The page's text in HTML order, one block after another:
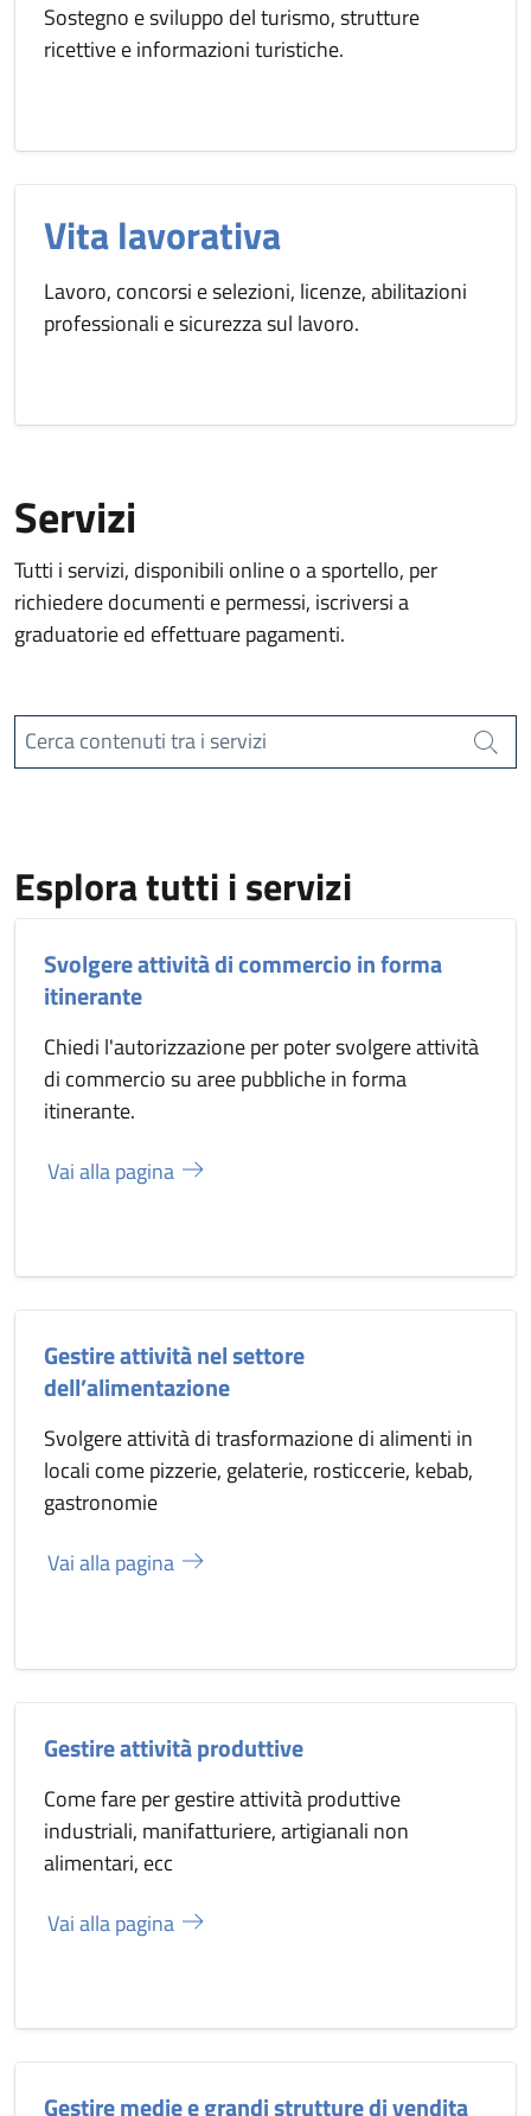
Sostegno e sviluppo del turismo, strutture
ricettive e informazioni turistiche.
Vita lavorativa
Lavoro, concorsi e selezioni, licenze, abilitazioni
professionali e sicurezza sul lavoro.
Servizi
Tutti i servizi, disponibili online o a sportello, per
richiedere documenti e permessi, iscriversi a
graduatorie ed effettuare pagamenti.
Cerca contenuti tra i servizi
Cerca
Esplora tutti i servizi
Svolgere attività di commercio in forma
itinerante
Chiedi l'autorizzazione per poter svolgere attività
di commercio su aree pubbliche in forma
itinerante.
Vai alla pagina
Gestire attività nel settore
dell’alimentazione
Svolgere attività di trasformazione di alimenti in
locali come pizzerie, gelaterie, rosticcerie, kebab,
gastronomie
Vai alla pagina
Gestire attività produttive
Come fare per gestire attività produttive
industriali, manifatturiere, artigianali non
alimentari, ecc
Vai alla pagina
Gestire medie e grandi strutture di vendita